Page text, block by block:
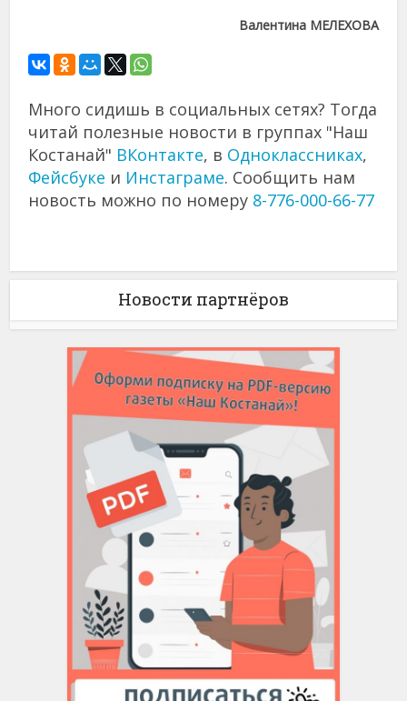
Валентина МЕЛЕХОВА
Много сидишь в социальных сетях? Тогда
читай полезные новости в группах "Наш
Костанай" ВКонтакте, в Одноклассниках,
Фейсбуке и Инстаграме. Сообщить нам
новость можно по номеру 8-776-000-66-77
Новости партнёров